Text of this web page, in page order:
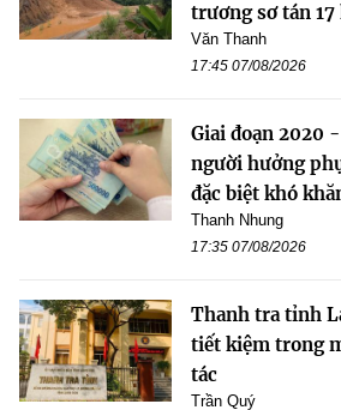
trương sơ tán 17
Văn Thanh
17:45 07/08/2026
Giai đoạn 2020
người hưởng
đặc biệt khó
Thanh Nhung
17:35 07/08/2026
Thanh tra tỉnh
tiết kiệm trong
tác
Trần Quý